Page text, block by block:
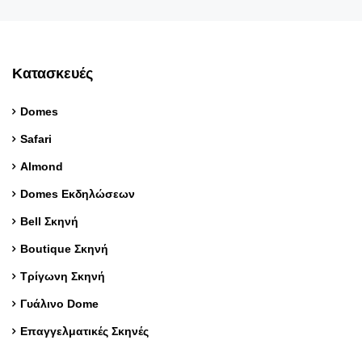
Κατασκευές
Domes
Safari
Almond
Domes Εκδηλώσεων
Bell Σκηνή
Boutique Σκηνή
Τρίγωνη Σκηνή
Γυάλινο Dome
Επαγγελματικές Σκηνές